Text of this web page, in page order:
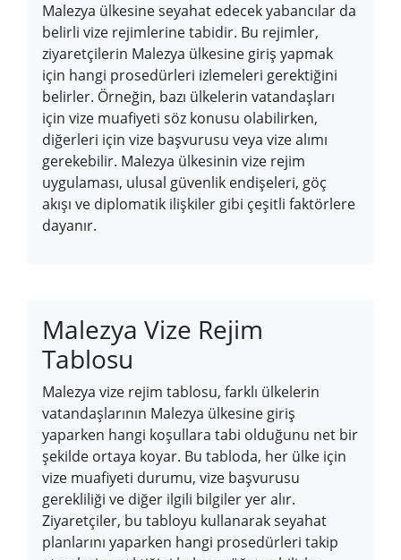
Malezya ülkesine seyahat edecek yabancılar da
belirli vize rejimlerine tabidir. Bu rejimler,
ziyaretçilerin Malezya ülkesine giriş yapmak
için hangi prosedürleri izlemeleri gerektiğini
belirler. Örneğin, bazı ülkelerin vatandaşları
için vize muafiyeti söz konusu olabilirken,
diğerleri için vize başvurusu veya vize alımı
gerekebilir. Malezya ülkesinin vize rejim
uygulaması, ulusal güvenlik endişeleri, göç
akışı ve diplomatik ilişkiler gibi çeşitli faktörlere
dayanır.
Malezya Vize Rejim
Tablosu
Malezya vize rejim tablosu, farklı ülkelerin
vatandaşlarının Malezya ülkesine giriş
yaparken hangi koşullara tabi olduğunu net bir
şekilde ortaya koyar. Bu tabloda, her ülke için
vize muafiyeti durumu, vize başvurusu
gerekliliği ve diğer ilgili bilgiler yer alır.
Ziyaretçiler, bu tabloyu kullanarak seyahat
planlarını yaparken hangi prosedürleri takip